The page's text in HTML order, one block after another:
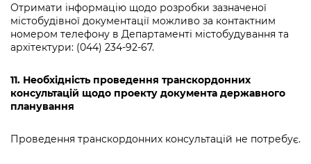
Отримати інформацію щодо розробки зазначеної
містобудівної документації можливо за контактним
номером телефону в Департаменті містобудування та
архітектури: (044) 234-92-67.
11. Необхідність проведення транскордонних
консультацій щодо проекту документа державного
планування
Проведення транскордонних консультацій не потребує.